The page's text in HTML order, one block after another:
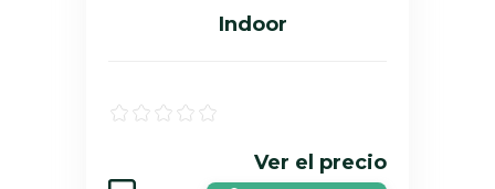
Indoor
Ver el precio